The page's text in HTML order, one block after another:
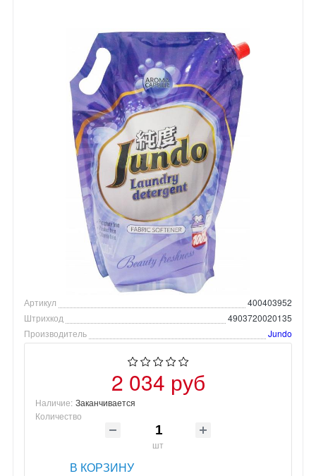
Артикул
400403952
Штрихкод
4903720020135
Производитель
Jundo
2 034 руб
Наличие: Заканчивается
Количество
шт
В КОРЗИНУ